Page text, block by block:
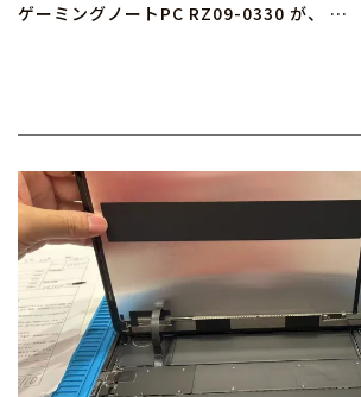
ゲーミングノートPC RZ09-0330 が、 …